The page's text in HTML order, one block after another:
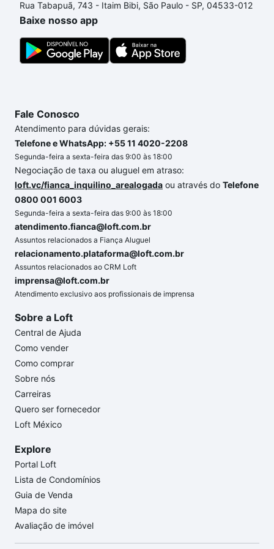
processo de compra, veja em nosso portal quanto
custa comprar um apartamento
gente para comprar o imóvel dos seus sonhos com
segurança e conforto. Loft, com você até as
Rua Tabapuã, 743 - Itaim Bibi, São Paulo - SP, 04533-012
Baixe nosso app
Fale Conosco
Atendimento para dúvidas gerais:
Telefone e WhatsApp: +55 11 4020-2208
Segunda-feira a sexta-feira das 9:00 às 18:00
Negociação de taxa ou aluguel em atraso:
loft.vc/fianca_inquilino_arealogada ou através do Telefone
0800 001 6003
Segunda-feira a sexta-feira das 9:00 às 18:00
atendimento.fianca@loft.com.br
Assuntos relacionados a Fiança Aluguel
relacionamento.plataforma@loft.com.br
Assuntos relacionados ao CRM Loft
imprensa@loft.com.br
Atendimento exclusivo aos profissionais de imprensa
Sobre a Loft
Central de Ajuda
Como vender
Como comprar
Sobre nós
Carreiras
Quero ser fornecedor
Loft México
Explore
Portal Loft
Lista de Condomínios
Guia de Venda
Mapa do site
Avaliação de imóvel